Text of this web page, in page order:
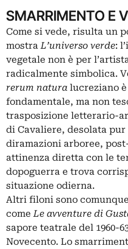
SMARRIMENTO E
Come si vede, risulta un
mostraL’universo verde:
vegetale non è per
radicalmente simbolica.
rerum natura lucreziano
fondamentale, ma non
trasposizione letterario-
di Cavaliere, desolata
diramazioni arboree,
attinenza diretta con le
dopoguerra e trova
situazione odierna.
Altri filoni sono
comeLe avventure di
sapore teatrale del 1960-
Novecento. Lo